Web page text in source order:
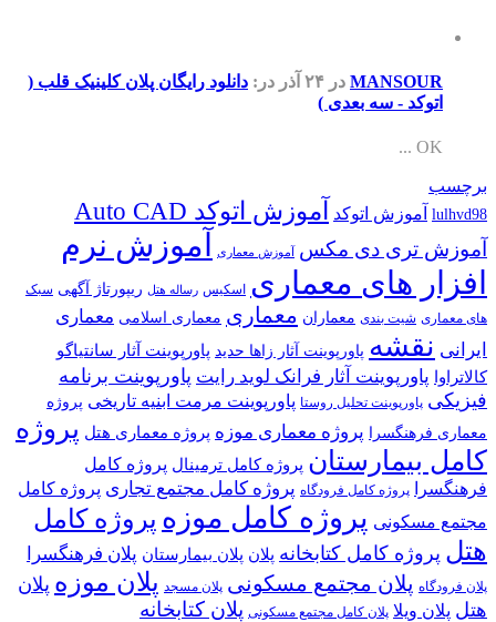
MANSOUR در ۲۴ آذر در: دانلود رایگان پلان کلینیک قلب (
اتوکد - سه بعدی )
OK ...
برچسب
lulhvd98 آموزش اتوکد آموزش اتوکد Auto CAD
آموزش تری دی مکس آموزش معماری
آموزش نرم
افزار های معماری اسکیس رساله هتل ریپورتاژ آگهی سبک
های معماری شیت بندی معماران معماری معماری اسلامی معماری
ایرانی نقشه پاورپوینت آثار زاها حدید پاورپوینت آثار سانتیاگو
کالاتراوا پاورپوینت آثار فرانک لوید رایت پاورپوینت برنامه
فیزیکی پاورپوینت تحلیل روستا پاورپوینت مرمت ابنیه تاریخی پروژه
معماری فرهنگسرا پروژه معماری موزه پروژه معماری هتل پروژه
کامل بیمارستان پروژه کامل ترمینال پروژه کامل
فرهنگسرا
پروژه کامل فرودگاه پروژه کامل مجتمع تجاری پروژه کامل
مجتمع مسکونی پروژه کامل موزه پروژه کامل
هتل پروژه کامل کتابخانه پلان پلان بیمارستان پلان فرهنگسرا
پلان فرودگاه پلان مجتمع مسکونی پلان مسجد پلان موزه پلان
هتل پلان ویلا پلان کامل مجتمع مسکونی پلان کتابخانه